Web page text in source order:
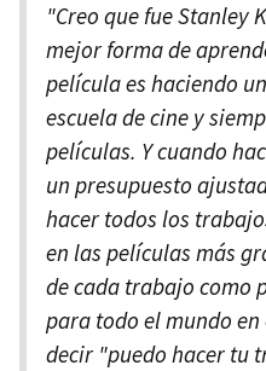
"Creo que fue Stanley
mejor forma de
película es haciendo
escuela de cine y
películas. Y cuando
un presupuesto
hacer todos los
en las películas más
de cada trabajo como
para todo el mundo
decir "puedo hacer tu